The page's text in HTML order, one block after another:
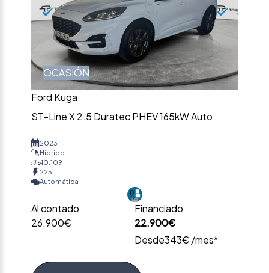
OCASIÓN
Ford Kuga
ST-Line X 2.5 Duratec PHEV 165kW Auto
2023
Híbrido
40.109
225
Automática
Al contado
26.900€
Financiado
22.900€
Desde343€ /mes*